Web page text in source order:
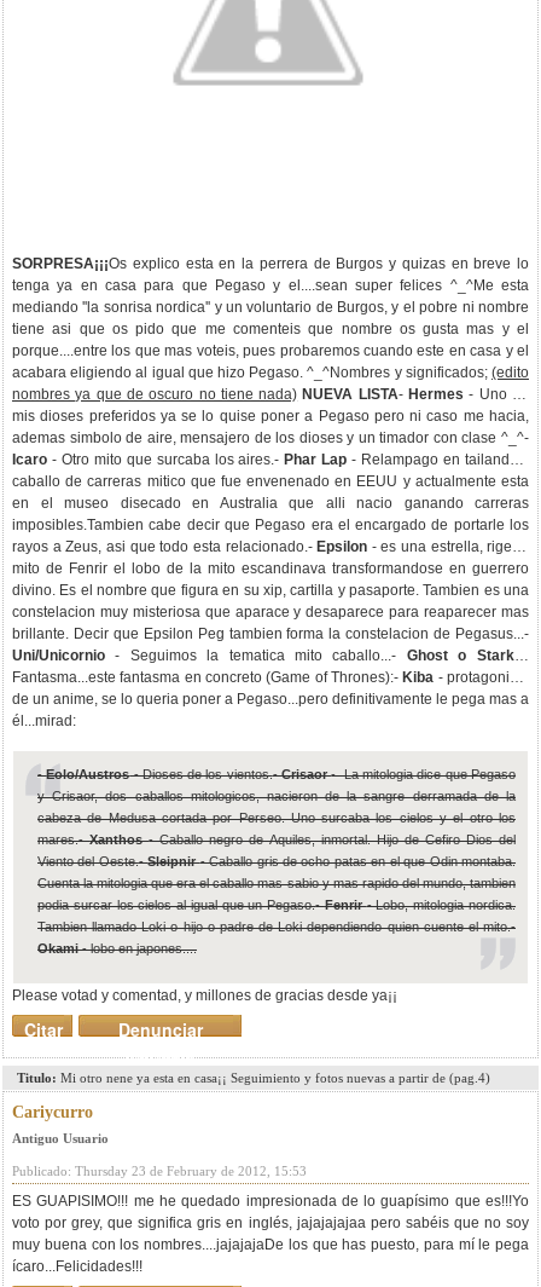
SORPRESA¡¡¡Os explico esta en la perrera de Burgos y quizas en breve lo
tenga ya en casa para que Pegaso y el....sean super felices ^_^Me esta
mediando ''la sonrisa nordica'' y un voluntario de Burgos, y el pobre ni nombre
tiene asi que os pido que me comenteis que nombre os gusta mas y el
porque....entre los que mas voteis, pues probaremos cuando este en casa y el
acabara eligiendo al igual que hizo Pegaso. ^_^Nombres y significados; (edito
nombres ya que de oscuro no tiene nada) NUEVA LISTA-Hermes- Uno de
mis dioses preferidos ya se lo quise poner a Pegaso pero ni caso me hacia,
ademas simbolo de aire, mensajero de los dioses y un timador con clase ^_^-
Icaro - Otro mito que surcaba los aires.-Phar Lap - Relampago en tailandes,
caballo de carreras mitico que fue envenenado en EEUU y actualmente esta
en el museo disecado en Australia que alli nacio ganando carreras
imposibles.Tambien cabe decir que Pegaso era el encargado de portarle los
rayos a Zeus, asi que todo esta relacionado.-Epsilon - es una estrella, rige el
mito de Fenrir el lobo de la mito escandinava transformandose en guerrero
divino. Es el nombre que figura en su xip, cartilla y pasaporte. Tambien es una
constelacion muy misteriosa que aparace y desaparece para reaparecer mas
brillante. Decir que Epsilon Peg tambien forma la constelacion de Pegasus...-
Uni/Unicornio - Seguimos la tematica mito caballo...- Ghost o Stark
Fantasma...este fantasma en concreto (Game of Thrones):-Kiba - protagonista
de un anime, se lo queria poner a Pegaso...pero definitivamente le pega mas a
él...mirad:
-Eolo/Austros- Dioses de los vientos.-Crisaor- La mitologia dice que Pegaso
y Crisaor, dos caballos mitologicos, nacieron de la sangre derramada de la
cabeza de Medusa cortada por Perseo. Uno surcaba los cielos y el otro los
mares.-Xanthos- Caballo negro de Aquiles, inmortal. Hijo de Cefiro Dios del
Viento del Oeste.-Sleipnir- Caballo gris de ocho patas en el que Odin montaba.
Cuenta la mitologia que era el caballo mas sabio y mas rapido del mundo, tambien
podia surcar los cielos al igual que un Pegaso.-Fenrir- Lobo, mitologia nordica.
Tambien llamado Loki o hijo o padre de Loki dependiendo quien cuente el mito.-
Okami- lobo en japones....
Please votad y comentad, y millones de gracias desde ya¡¡
Denunciar
mensaje
Citar
Titulo: Mi otro nene ya esta en casa¡¡ Seguimiento y fotos nuevas a partir de (pag.4)
Cariycurro
Antiguo Usuario
Publicado: Thursday 23 de February de 2012, 15:53
ES GUAPISIMO!!! me he quedado impresionada de lo guapísimo que es!!!Yo
voto por grey, que significa gris en inglés, jajajajajaa pero sabéis que no soy
muy buena con los nombres....jajajajaDe los que has puesto, para mí le pega
ícaro...Felicidades!!!